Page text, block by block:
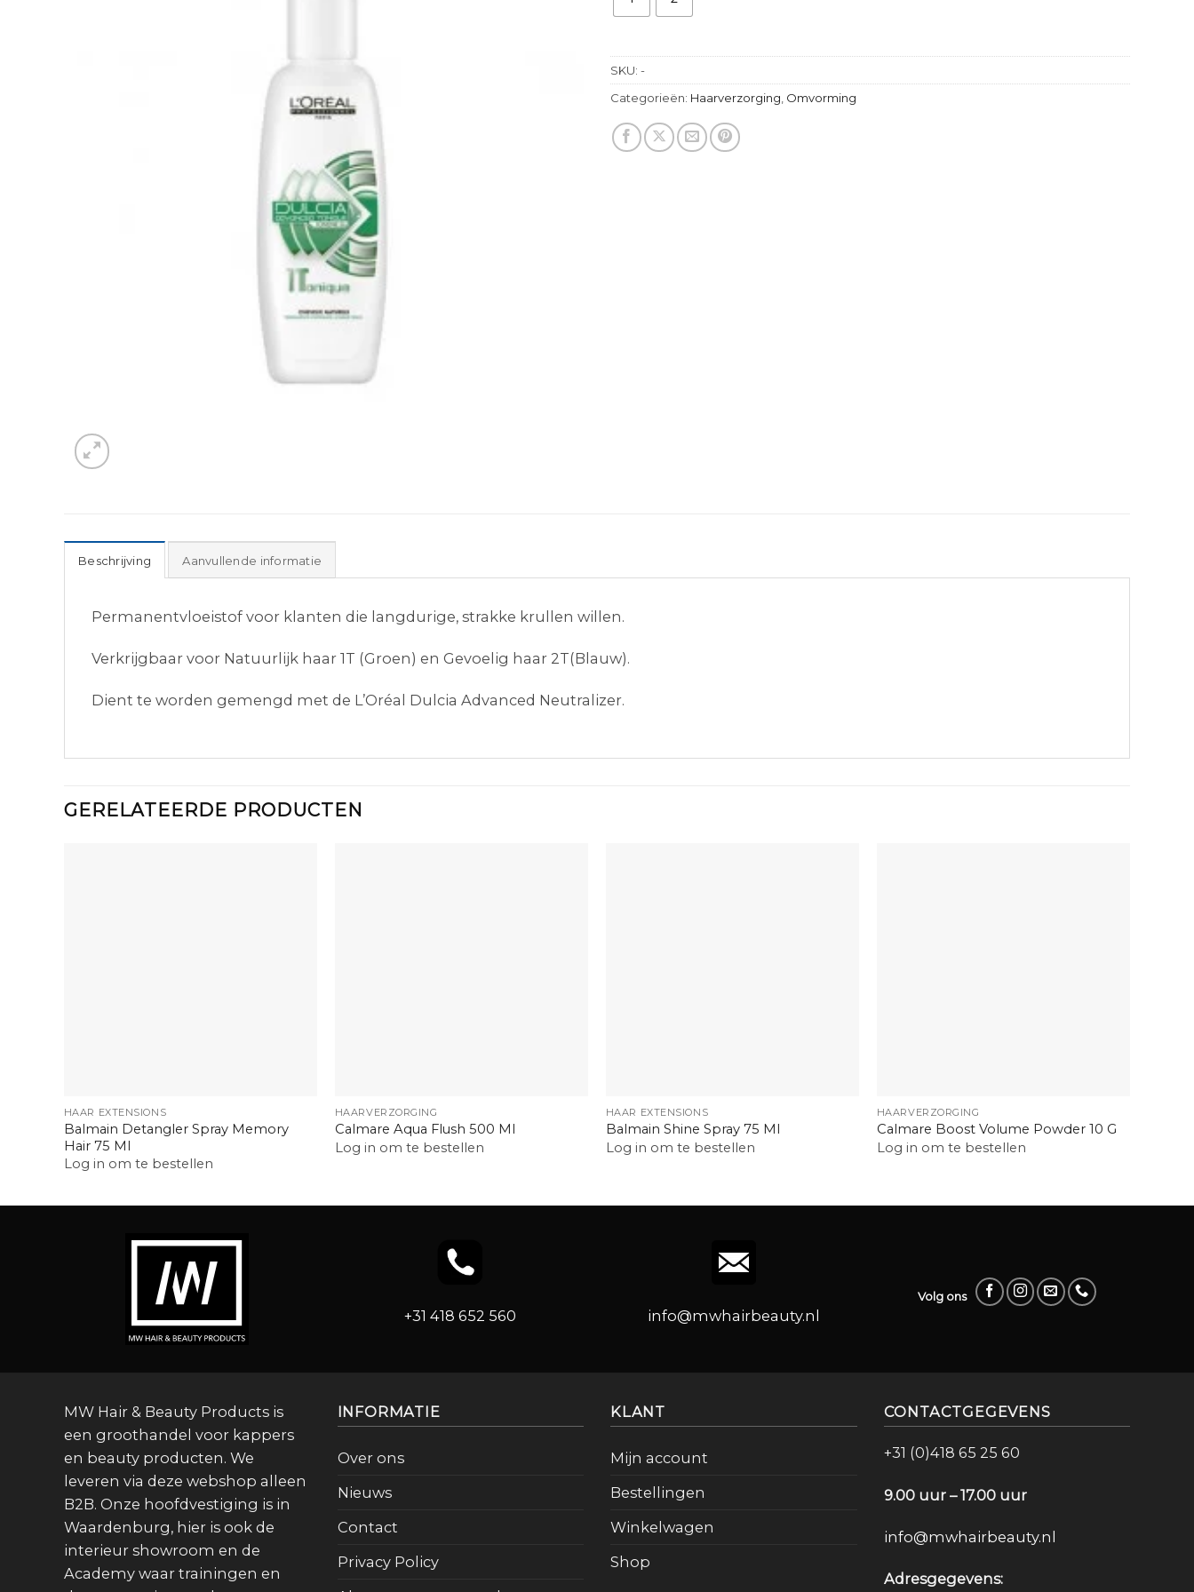
SKU: -
Categorieën: Haarverzorging Omvorming
Beschrijving Aanvullende informatie
Permanentvloeistof voor klanten die langdurige, strakke krullen willen.
Verkrijgbaar voor Natuurlijk haar 1T (Groen) en Gevoelig haar 2T(Blauw).
Dient te worden gemengd met de L’Oréal Dulcia Advanced Neutralizer.
GERELATEERDE PRODUCTEN
HAAR EXTENSIONS
Balmain Detangler Spray Memory
Hair 75 Ml
Log in om te bestellen
HAARVERZORGING
Calmare Aqua Flush 500 Ml
Log in om te bestellen
HAAR EXTENSIONS
Balmain Shine Spray 75 Ml
Log in om te bestellen
HAARVERZORGING
Calmare Boost Volume Powder 10 G
Log in om te bestellen
+31 418 652 560 info@mwhairbeauty.nl
Volg ons
MW Hair & Beauty Products is
een groothandel voor kappers
en beauty producten. We
leveren via deze webshop alleen
B2B. Onze hoofdvestiging is in
Waardenburg, hier is ook de
interieur showroom en de
Academy waar trainingen en
INFORMATIE
Over ons
Nieuws
Contact
Privacy Policy
KLANT
Mijn account
Bestellingen
Winkelwagen
Shop
CONTACTGEGEVENS
+31 (0)418 65 25 60
9.00 uur – 17.00 uur
info@mwhairbeauty.nl
Adresgegevens: